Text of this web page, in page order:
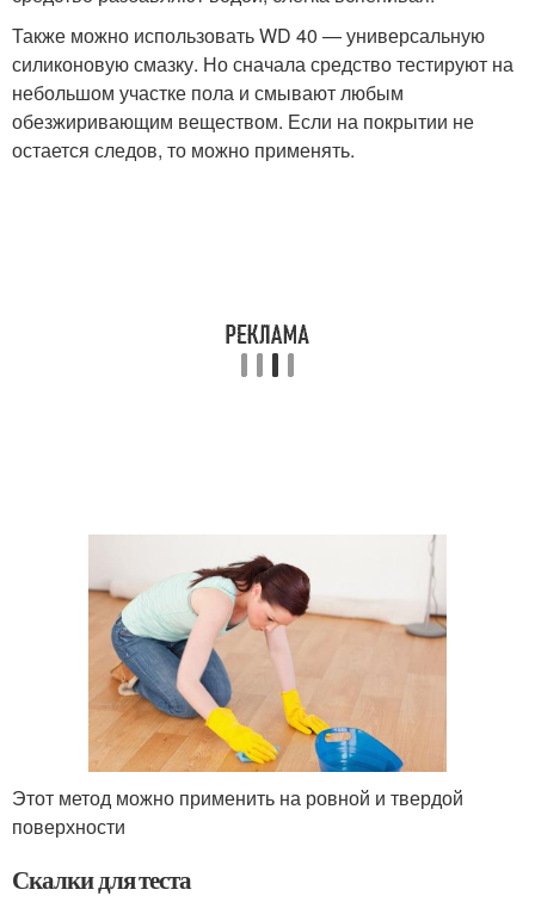
Также можно использовать WD 40 — универсальную
силиконовую смазку. Но сначала средство тестируют на
небольшом участке пола и смывают любым
обезжиривающим веществом. Если на покрытии не
остается следов, то можно применять.
Этот метод можно применить на ровной и твердой
поверхности
Скалки для теста